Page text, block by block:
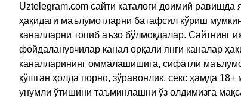
Uztelegram.com сайти каталоги доимий равишда
ҳақидаги маълумотларни батафсил кўриш
каналларни топиб аъзо бўлмоқдалар. Сайтнинг
фойдаланувчилар канал орқали янги каналар
каналларининг оммалашишига, сифатли
қўшган ҳолда порно, зўравонлик, секс ҳамда
унумли ўтишини таъминлашни ўз олдимизга